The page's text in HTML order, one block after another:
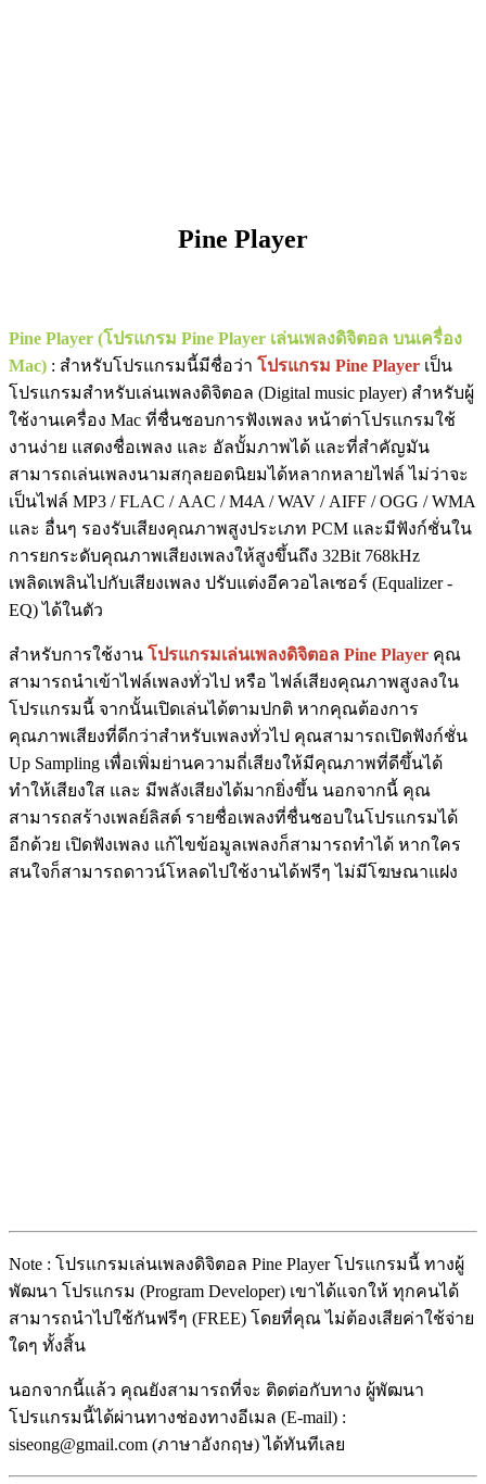
Pine Player
Pine Player (โปรแกรม Pine Player เล่นเพลงดิจิตอล บนเครื่อง
Mac) : สำหรับโปรแกรมนี้มีชื่อว่า โปรแกรม Pine Player เป็น
โปรแกรมสำหรับเล่นเพลงดิจิตอล (Digital music player) สำหรับผู้
ใช้งานเครื่อง Mac ที่ชื่นชอบการฟังเพลง หน้าต่าโปรแกรมใช้
งานง่าย แสดงชื่อเพลง และ อัลบั้มภาพได้ และที่สำคัญมัน
สามารถเล่นเพลงนามสกุลยอดนิยมได้หลากหลายไฟล์ ไม่ว่าจะ
เป็นไฟล์ MP3 / FLAC / AAC / M4A / WAV / AIFF / OGG / WMA
และ อื่นๆ รองรับเสียงคุณภาพสูงประเภท PCM และมีฟังก์ชั่นใน
การยกระดับคุณภาพเสียงเพลงให้สูงขึ้นถึง 32Bit 768kHz
เพลิดเพลินไปกับเสียงเพลง ปรับแต่งอีควอไลเซอร์ (Equalizer -
EQ) ได้ในตัว
สำหรับการใช้งาน โปรแกรมเล่นเพลงดิจิตอล Pine Player คุณ
สามารถนำเข้าไฟล์เพลงทั่วไป หรือ ไฟล์เสียงคุณภาพสูงลงใน
โปรแกรมนี้ จากนั้นเปิดเล่นได้ตามปกติ หากคุณต้องการ
คุณภาพเสียงที่ดีกว่าสำหรับเพลงทั่วไป คุณสามารถเปิดฟังก์ชั่น
Up Sampling เพื่อเพิ่มย่านความถี่เสียงให้มีคุณภาพที่ดีขึ้นได้
ทำให้เสียงใส และ มีพลังเสียงได้มากยิ่งขึ้น นอกจากนี้ คุณ
สามารถสร้างเพลย์ลิสต์ รายชื่อเพลงที่ชื่นชอบในโปรแกรมได้
อีกด้วย เปิดฟังเพลง แก้ไขข้อมูลเพลงก็สามารถทำได้ หากใคร
สนใจก็สามารถดาวน์โหลดไปใช้งานได้ฟรีๆ ไม่มีโฆษณาแฝง
Note : โปรแกรมเล่นเพลงดิจิตอล Pine Player โปรแกรมนี้ ทางผู้
พัฒนา โปรแกรม (Program Developer) เขาได้แจกให้ ทุกคนได้
สามารถนำไปใช้กันฟรีๆ (FREE) โดยที่คุณ ไม่ต้องเสียค่าใช้จ่าย
ใดๆ ทั้งสิ้น
นอกจากนี้แล้ว คุณยังสามารถที่จะ ติดต่อกับทาง ผู้พัฒนา
โปรแกรมนี้ได้ผ่านทางช่องทางอีเมล (E-mail) :
siseong@gmail.com (ภาษาอังกฤษ) ได้ทันทีเลย